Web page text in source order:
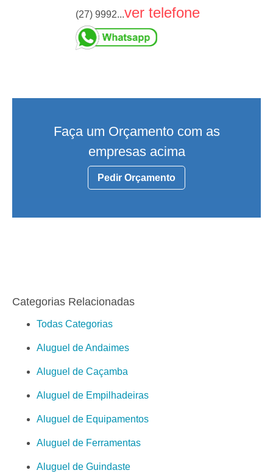
(27) 9992...ver telefone
Faça um Orçamento com as
empresas acima
Pedir Orçamento
Categorias Relacionadas
Todas Categorias
Aluguel de Andaimes
Aluguel de Caçamba
Aluguel de Empilhadeiras
Aluguel de Equipamentos
Aluguel de Ferramentas
Aluguel de Guindaste